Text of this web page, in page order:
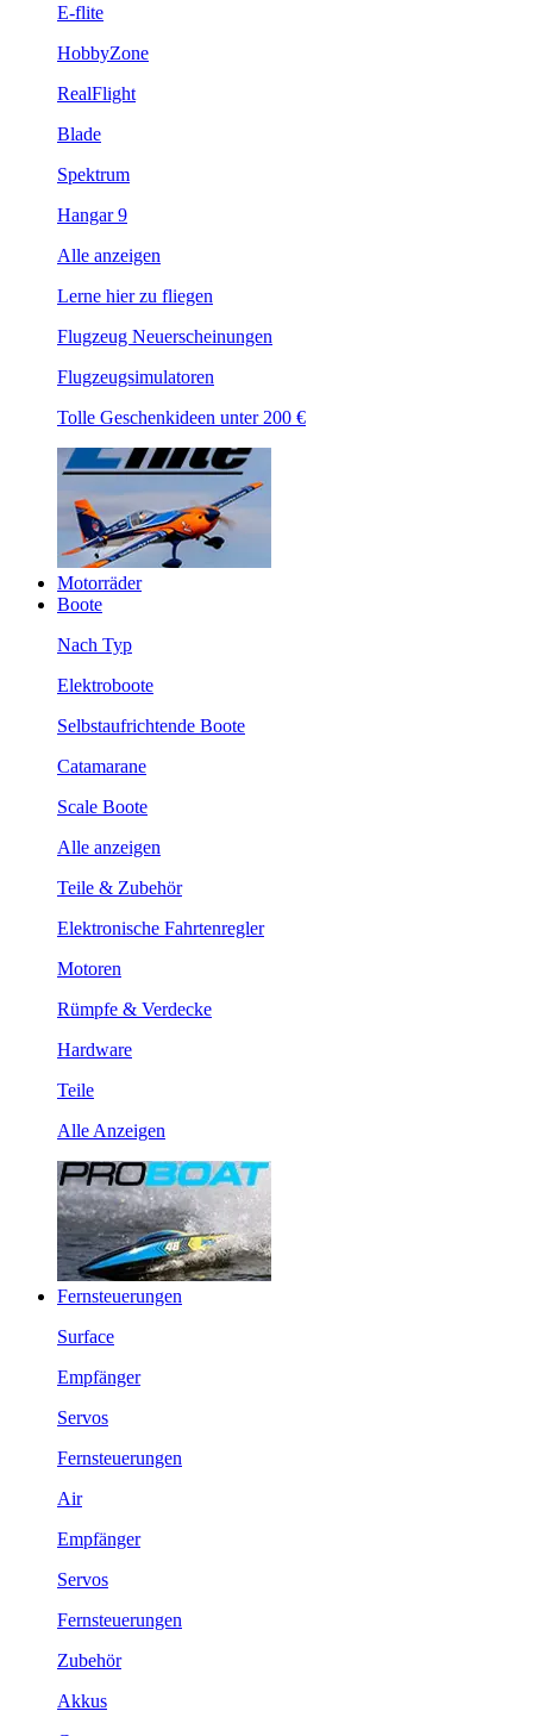
E-flite
HobbyZone
RealFlight
Blade
Spektrum
Hangar 9
Alle anzeigen
Lerne hier zu fliegen
Flugzeug Neuerscheinungen
Flugzeugsimulatoren
Tolle Geschenkideen unter 200 €
Motorräder
Boote
Nach Typ
Elektroboote
Selbstaufrichtende Boote
Catamarane
Scale Boote
Alle anzeigen
Teile & Zubehör
Elektronische Fahrtenregler
Motoren
Rümpfe & Verdecke
Hardware
Teile
Alle Anzeigen
Fernsteuerungen
Surface
Empfänger
Servos
Fernsteuerungen
Air
Empfänger
Servos
Fernsteuerungen
Zubehör
Akkus